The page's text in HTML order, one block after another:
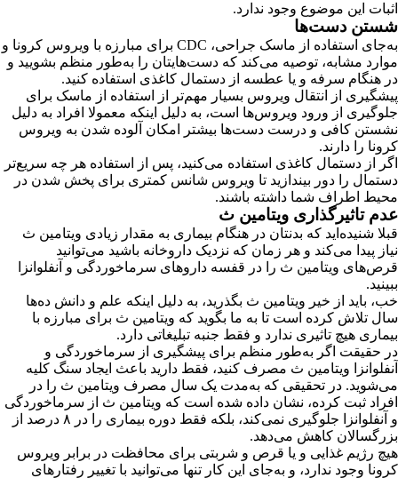
اثبات این موضوع وجود ندارد.
شستن دست‌ها
به‌جای استفاده از ماسک جراحی، CDC برای مبارزه با ویروس کرونا و
موارد مشابه، توصیه می‌کند که دست‌هایتان را به‌طور منظم بشویید و
در هنگام سرفه و یا عطسه از دستمال کاغذی استفاده کنید.
پیشگیری از انتقال ویروس بسیار مهم‌تر از استفاده از ماسک برای
جلوگیری از ورود ویروس‌ها است، به دلیل اینکه معمولا افراد به دلیل
نشستن کافی و درست دست‌ها بیشتر امکان آلوده شدن به ویروس
کرونا را دارند.
اگر از دستمال کاغذی استفاده می‌کنید، پس از استفاده هر چه سریع‌تر
دستمال را دور بیندازید تا ویروس شانس کمتری برای پخش شدن در
محیط اطراف شما داشته باشند.
عدم تاثیرگذاری ویتامین ث
قبلا شنیده‌اید که بدنتان در هنگام بیماری به مقدار زیادی ویتامین ث
نیاز پیدا می‌کند و هر زمان که نزدیک داروخانه باشید می‌توانید
قرص‌های ویتامین ث را در قفسه داروهای سرماخوردگی و آنفلوانزا
ببینید.
خب، باید از خیر ویتامین ث بگذرید، به دلیل اینکه علم و دانش ده‌ها
سال تلاش کرده است تا به ما بگوید که ویتامین ث برای مبارزه با
بیماری هیچ تاثیری ندارد و فقط جنبه تبلیغاتی دارد.
در حقیقت اگر به‌طور منظم برای پیشگیری از سرماخوردگی و
آنفلوانزا ویتامین ث مصرف کنید، فقط دارید باعث ایجاد سنگ کلیه
می‌شوید. در تحقیقی که به‌مدت یک سال مصرف ویتامین ث را در
افراد ثبت کرده، نشان داده شده است که ویتامین ث از سرماخوردگی
و آنفلوانزا جلوگیری نمی‌کند، بلکه فقط دوره بیماری را در ۸ درصد از
بزرگسالان کاهش می‌دهد.
هیچ رژیم غذایی و یا قرص و شربتی برای محافظت در برابر ویروس
کرونا وجود ندارد، و به‌جای این کار تنها می‌توانید با تغییر رفتارهای